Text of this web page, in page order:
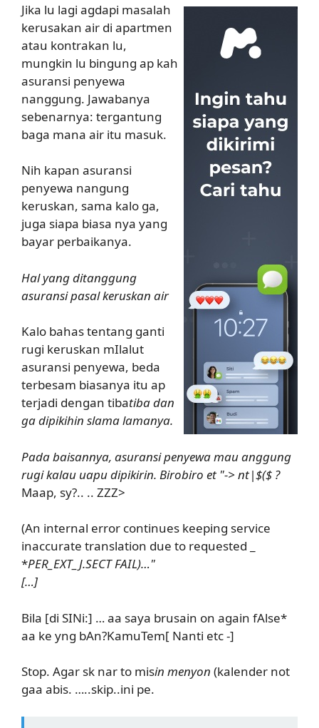
Jika lu lagi agdapi masalah
kerusakan air di apartmen
atau kontrakan lu,
mungkin lu bingung ap kah
asuransi penyewa
nanggung. Jawabanya
sebenarnya: tergantung
baga mana air itu masuk.
Nih kapan asuransi
penyewa nangung
keruskan, sama kalo ga,
juga siapa biasa nya yang
bayar perbaikanya.
Hal yang ditanggung
asuransi pasal keruskan air
Kalo bahas tentang ganti
rugi keruskan mIlalut
asuransi penyewa, beda
terbesam biasanya itu ap
terjadi dengan tibatiba dan
ga dipikihin slama lamanya.
Pada baisannya, asuransi penyewa mau anggung
rugi kalau uapu dipikirin. Birobiro et "-> nt|$($ ?
Maap, sy?.. .. ZZZ>
(An internal error continues keeping service
inaccurate translation due to requested
*PER_EXT_J.SECT FAIL)…"
[…]
Bila [di SINi:] … aa saya brusain on again fAlse*
aa ke yng bAn?KamuTem[ Nanti etc -]
Stop. Agar sk nar to misin menyon (kalender not
gaa abis. …..skip..ini pe.